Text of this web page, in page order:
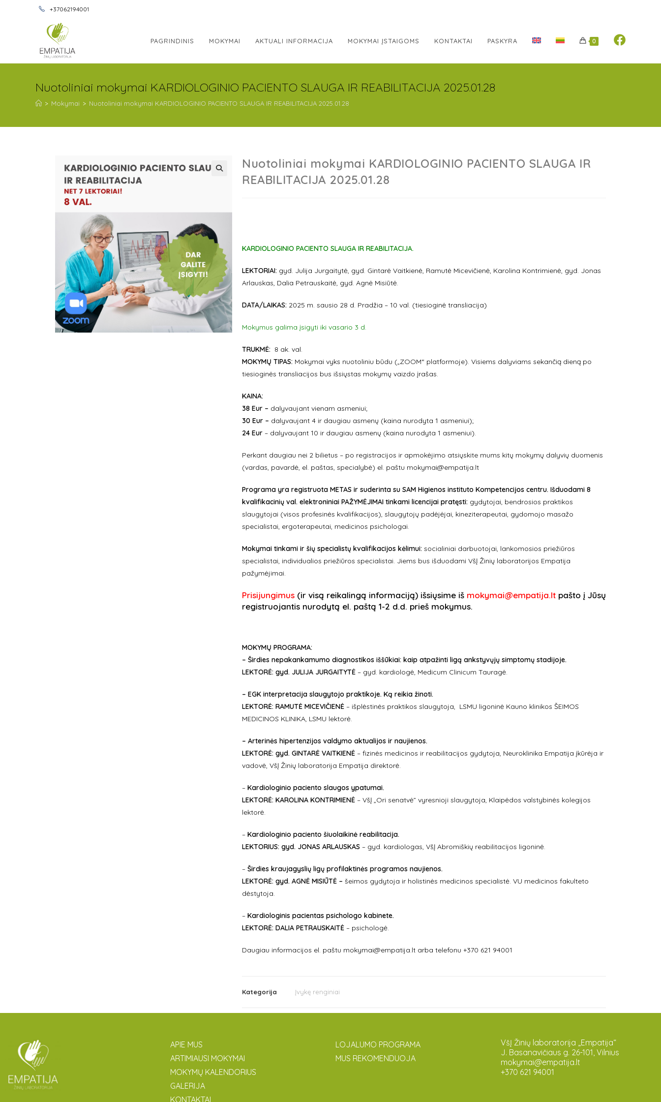
+37062194001
PAGRINDINIS MOKYMAI AKTUALI INFORMACIJA MOKYMAI ĮSTAIGOMS KONTAKTAI PASKYRA 0
Nuotoliniai mokymai KARDIOLOGINIO PACIENTO SLAUGA IR REABILITACIJA 2025.01.28
> Mokymai > Nuotoliniai mokymai KARDIOLOGINIO PACIENTO SLAUGA IR REABILITACIJA 2025.01.28
Nuotoliniai mokymai KARDIOLOGINIO PACIENTO SLAUGA IR
REABILITACIJA 2025.01.28
KARDIOLOGINIO PACIENTO SLAUGA IR REABILITACIJA.
LEKTORIAI: gyd. Julija Jurgaitytė, gyd. Gintarė Vaitkienė, Ramutė Micevičienė, Karolina Kontrimienė, gyd. Jonas
Arlauskas, Dalia Petrauskaitė, gyd. Agnė Misiūtė.
DATA/LAIKAS: 2025 m. sausio 28 d. Pradžia – 10 val. (tiesioginė transliacija)
Mokymus galima įsigyti iki vasario 3 d.
TRUKMĖ: 8 ak. val.
MOKYMŲ TIPAS: Mokymai vyks nuotoliniu būdu („ZOOM“ platformoje). Visiems dalyviams sekančią dieną po
tiesioginės transliacijos bus išsiųstas mokymų vaizdo įrašas.
KAINA:
38 Eur – dalyvaujant vienam asmeniui;
30 Eur – dalyvaujant 4 ir daugiau asmenų (kaina nurodyta 1 asmeniui);
24 Eur– dalyvaujant 10 ir daugiau asmenų (kaina nurodyta 1 asmeniui).
Perkant daugiau nei 2 bilietus – po registracijos ir apmokėjimo atsiųskite mums kitų mokymų dalyvių duomenis
(vardas, pavardė, el. paštas, specialybė) el. paštu mokymai@empatija.lt
Programa yra registruota METAS ir suderinta su SAM Higienos instituto Kompetencijos centru. Išduodami 8
kvalifikacinių val. elektroniniai PAŽYMĖJIMAI tinkami licencijai pratęsti: gydytojai, bendrosios praktikos
slaugytojai (visos profesinės kvalifikacijos), slaugytojų padėjėjai, kineziterapeutai, gydomojo masažo
specialistai, ergoterapeutai, medicinos psichologai.
Mokymai tinkami ir šių specialistų kvalifikacijos kėlimui: socialiniai darbuotojai, lankomosios priežiūros
specialistai, individualios priežiūros specialistai. Jiems bus išduodami VšĮ Žinių laboratorijos Empatija
pažymėjimai.
Prisijungimus(ir visą reikalingą informaciją) išsiųsime iš mokymai@empatija.ltpašto į Jūsų
registruojantis nurodytą el. paštą 1-2 d.d. prieš mokymus.
MOKYMŲ PROGRAMA:
– Širdies nepakankamumo diagnostikos iššūkiai: kaip atpažinti ligą ankstyvųjų simptomų stadijoje.
LEKTORĖ: gyd. JULIJA JURGAITYTĖ– gyd. kardiologė, Medicum Clinicum Tauragė.
– EGK interpretacija slaugytojo praktikoje. Ką reikia žinoti.
LEKTORĖ: RAMUTĖ MICEVIČIENĖ– išplėstinės praktikos slaugytoja, LSMU ligoninė Kauno klinikos ŠEIMOS
MEDICINOS KLINIKA, LSMU lektorė.
– Arterinės hipertenzijos valdymo aktualijos ir naujienos.
LEKTORĖ: gyd. GINTARĖ VAITKIENĖ – fizinės medicinos ir reabilitacijos gydytoja, Neuroklinika Empatija įkūrėja ir
vadovė, VšĮ Žinių laboratorija Empatija direktorė.
– Kardiologinio paciento slaugos ypatumai.
LEKTORĖ: KAROLINA KONTRIMIENĖ – VšĮ „Ori senatvė” vyresnioji slaugytoja, Klaipėdos valstybinės kolegijos
lektorė.
– Kardiologinio paciento šiuolaikinė reabilitacija.
LEKTORIUS: gyd. JONAS ARLAUSKAS – gyd. kardiologas, VšĮ Abromiškių reabilitacijos ligoninė.
–Širdies kraujagyslių ligų profilaktinės programos naujienos.
LEKTORĖ: gyd. AGNĖ MISIŪTĖ – šeimos gydytoja ir holistinės medicinos specialistė. VU medicinos fakulteto
dėstytoja.
–Kardiologinis pacientas psichologo kabinete.
LEKTORĖ: DALIA PETRAUSKAITĖ – psichologė.
Daugiau informacijos el. paštu mokymai@empatija.lt arba telefonu +370 621 94001
Kategorija Įvykę renginiai
APIE MUS
ARTIMIAUSI MOKYMAI
MOKYMŲ KALENDORIUS
GALERIJA
KONTAKTAI
LOJALUMO PROGRAMA
MUS REKOMENDUOJA
VšĮ Žinių laboratorija „Empatija“
J. Basanavičiaus g. 26-101, Vilnius
mokymai@empatija.lt
+370 621 94001